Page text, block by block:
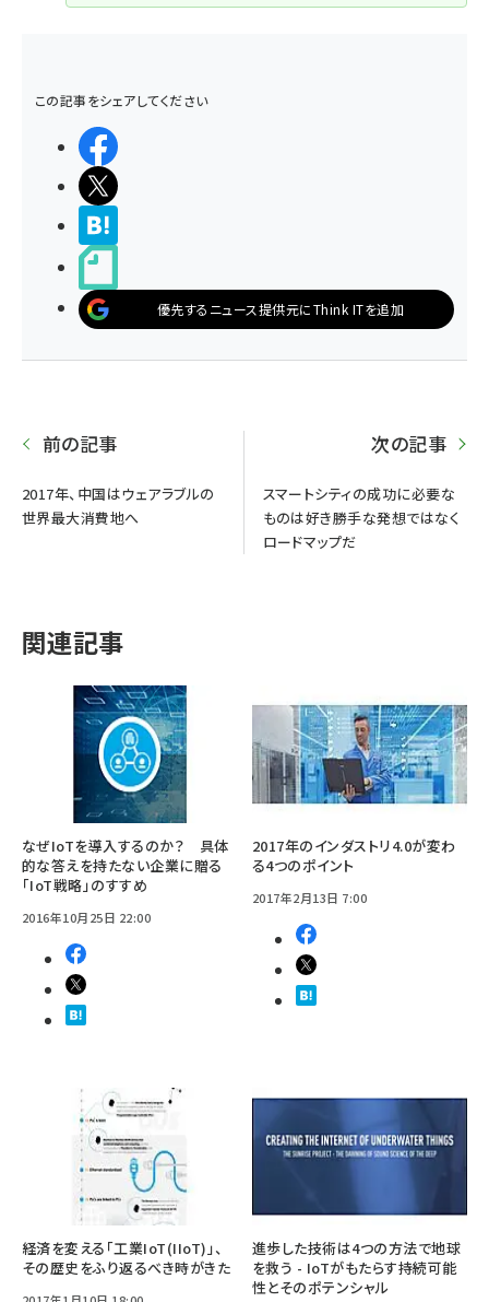
この記事をシェアしてください
優先するニュース提供元にThink ITを追加
前の記事
2017年、中国はウェアラブルの
世界最大消費地へ
次の記事
スマートシティの成功に必要な
ものは好き勝手な発想ではなく
ロードマップだ
関連記事
なぜIoTを導入するのか？ 具体
的な答えを持たない企業に贈る
「IoT戦略」のすすめ
2016年10月25日 22:00
2017年のインダストリ4.0が変わ
る4つのポイント
2017年2月13日 7:00
経済を変える「工業IoT(IIoT)」、
その歴史をふり返るべき時がきた
進歩した技術は4つの方法で地球
を救う - IoTがもたらす持続可能
性とそのポテンシャル